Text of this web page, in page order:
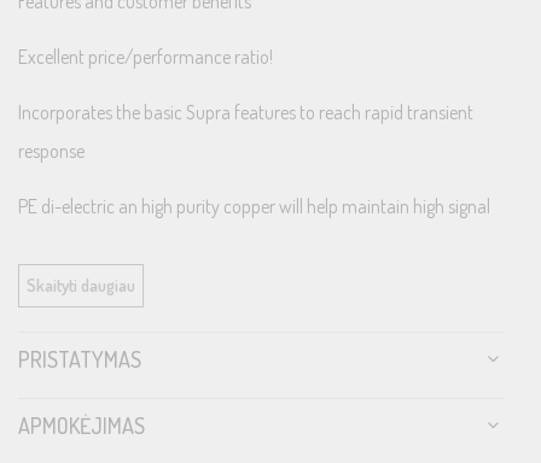
Excellent price/performance ratio!
Incorporates the basic Supra features to reach rapid transient
response
PE di-electric an high purity copper will help maintain high signal
Shielding of the same standard as our more expensive products
Skaityti daugiau
PRISTATYMAS
APMOKĖJIMAS